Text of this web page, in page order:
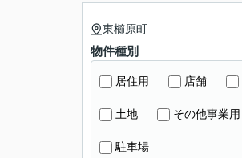
東櫛原町
物件種別
居住用 店舗
土地 その他事業用
駐車場